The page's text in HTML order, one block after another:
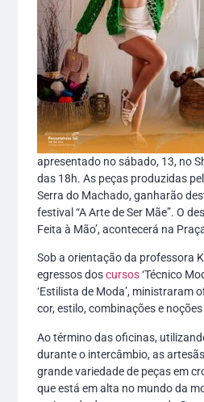
apresentado no sábado, 13, no
das 18h. As peças produzidas
Serra do Machado, ganharão
festival “A Arte de Ser Mãe”. O
Feita à Mão’, acontecerá na
Sob a orientação da professora
egressos doscursos‘Técnico
‘Estilista de Moda’, ministraram
cor, estilo, combinações e
Ao término das oficinas,
durante o intercâmbio, as
grande variedade de peças em
que está em alta no mundo da